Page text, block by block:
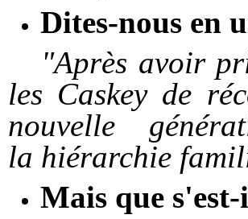
Dites-nous en
"Après avoir
les Caskey de
nouvelle
la hiérarchie
Mais que